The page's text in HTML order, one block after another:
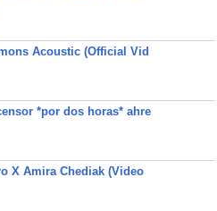
Acoustic (Official Vid
*por dos horas* ahre
X Amira Chediak (Video